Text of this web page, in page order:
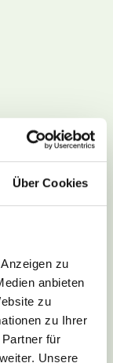
Über Cookies
zu
anbieten
zu
zu Ihrer
für
Unsere
waschen,
trocken